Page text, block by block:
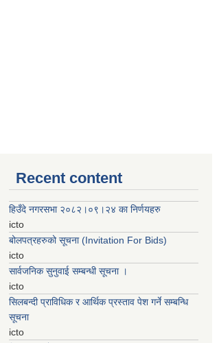
Recent content
हिउँदे नगरसभा २०८२।०९।२४ का निर्णयहरु
icto
बोलपत्रहरुको सूचना (Invitation For Bids)
icto
सार्वजनिक सुनुवाई सम्बन्धी सूचना ।
icto
सिलबन्दी प्राविधिक र आर्थिक प्रस्ताव पेश गर्ने सम्बन्धि
सूचना
icto